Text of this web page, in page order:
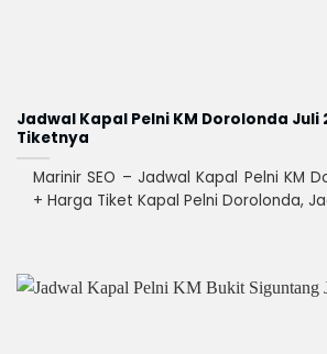
Jadwal Kapal Pelni KM Dorolonda Juli
Tiketnya
Marinir SEO – Jadwal Kapal Pelni KM
+ Harga Tiket Kapal Pelni Dorolonda,